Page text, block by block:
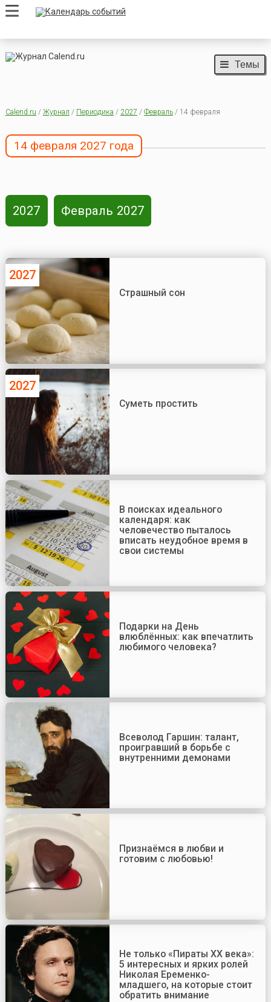
Темы
Calend.ru / Журнал / Периодика / 2027 / Февраль/ 14 февраля
14 февраля 2027 года
2027 Февраль 2027
2027
Страшный сон
2027
Суметь простить
В поисках идеального
календаря: как
человечество пыталось
вписать неудобное время в
свои системы
Подарки на День
влюблённых: как впечатлить
любимого человека?
Всеволод Гаршин: талант,
проигравший в борьбе с
внутренними демонами
Признаёмся в любви и
готовим с любовью!
Не только «Пираты ХХ века»:
5 интересных и ярких ролей
Николая Еременко-
младшего, на которые стоит
обратить внимание